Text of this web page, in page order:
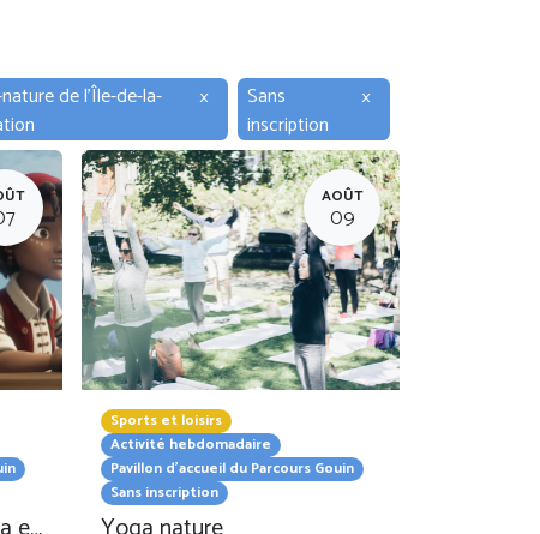
de l'Île-de-la-
×
Sans
inscription
×
AOÛT
09
Sports et loisirs
Activité hebdomadaire
Pavillon d'accueil du Parcours Gouin
Sans inscription